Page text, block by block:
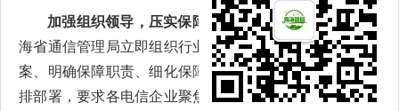
加强组织领导，压实保障责任。 接到保障任务后，青
海省通信管理局立即组织行业成立保障专班、制定保障方
案、明确保障职责、细化保障措施，召开专题会议进行安
排部署，要求各电信企业聚焦重点任务、精心组织落实，